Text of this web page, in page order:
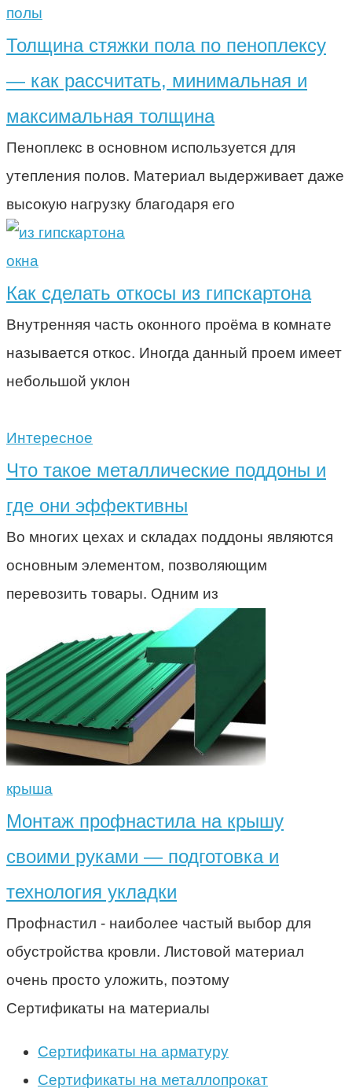
полы
Толщина стяжки пола по пеноплексу
— как рассчитать, минимальная и
максимальная толщина
Пеноплекс в основном используется для
утепления полов. Материал выдерживает даже
высокую нагрузку благодаря его
окна
Как сделать откосы из гипскартона
Внутренняя часть оконного проёма в комнате
называется откос. Иногда данный проем имеет
небольшой уклон
Интересное
Что такое металлические поддоны и
где они эффективны
Во многих цехах и складах поддоны являются
основным элементом, позволяющим
перевозить товары. Одним из
крыша
Монтаж профнастила на крышу
своими руками — подготовка и
технология укладки
Профнастил - наиболее частый выбор для
обустройства кровли. Листовой материал
очень просто уложить, поэтому
Сертификаты на материалы
Сертификаты на арматуру
Сертификаты на металлопрокат